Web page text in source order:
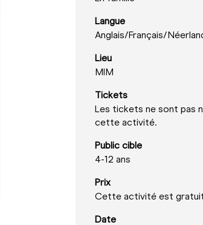
Langue
Anglais/Français/
Lieu
MIM
Tickets
Les tickets ne sont pas
cette activité.
Public cible
4-12 ans
Prix
Cette activité est
Date